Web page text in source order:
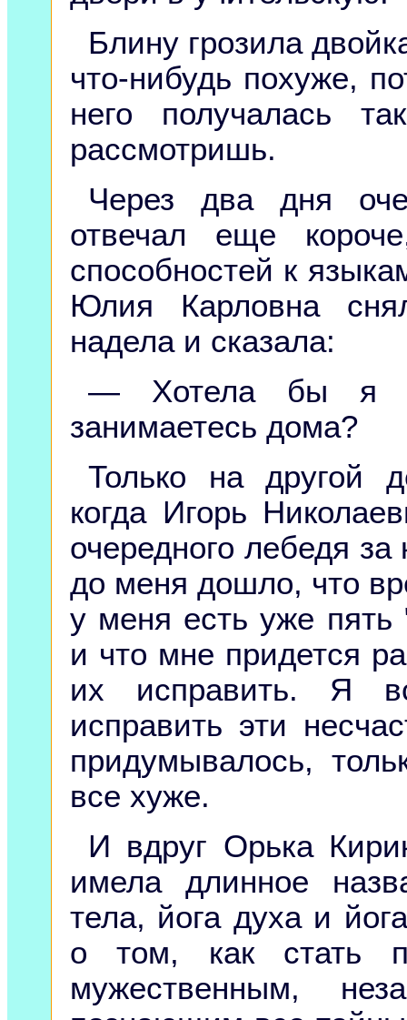
Блину грозила
что-нибудь похуже,
него получалась
рассмотришь.
Через два дня
отвечал еще
способностей к
Юлия Карловна
надела и сказала:
— Хотела бы я
занимаетесь дома?
Только на другой
когда Игорь
очередного лебедя
до меня дошло, что
у меня есть уже
и что мне придется
их исправить. Я
исправить эти
придумывалось,
все хуже.
И вдруг Орька
имела длинное
тела, йога духа и
о том, как стать
мужественным,